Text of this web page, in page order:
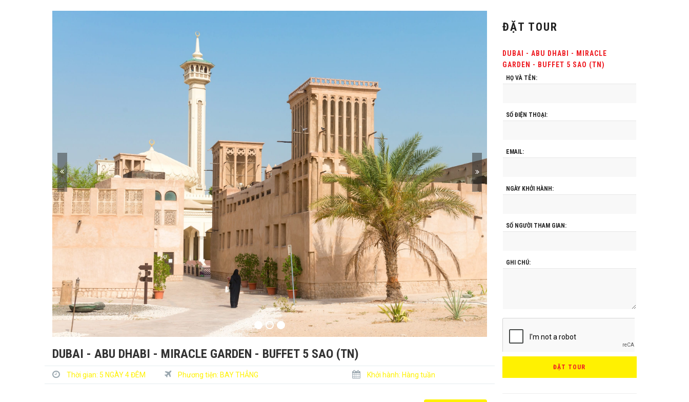
DUBAI - ABU DHABI - MIRACLE GARDEN - BUFFET 5 SAO (TN)
Thời gian: 5 NGÀY 4 ĐÊM Phương tiện: BAY THẲNG Khởi hành: Hàng tuần
ĐẶT TOUR
DUBAI - ABU DHABI - MIRACLE
GARDEN - BUFFET 5 SAO (TN)
HỌ VÀ TÊN:
SỐ ĐIỆN THOẠI:
EMAIL:
NGÀY KHỞI HÀNH:
SỐ NGƯỜI THAM GIAN:
GHI CHÚ:
ĐẶT TOUR